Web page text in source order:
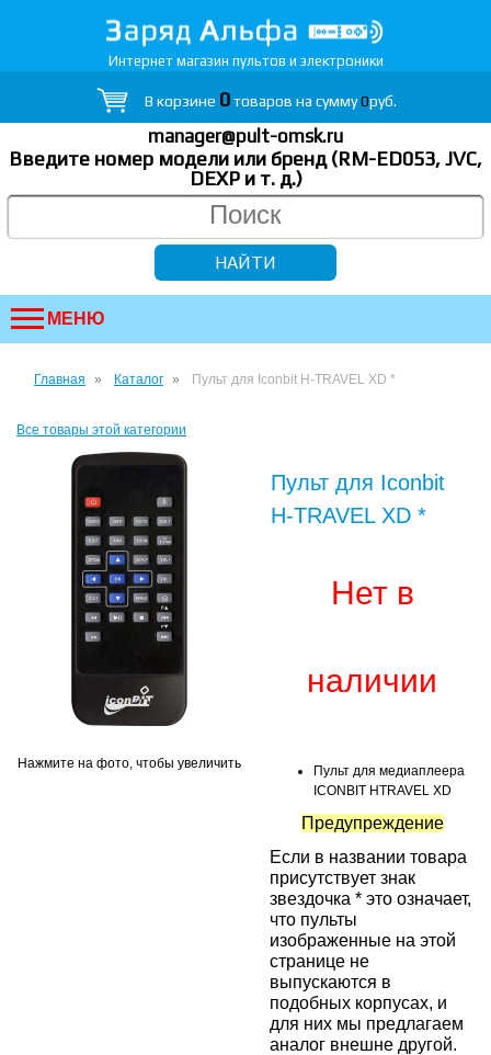
Интернет магазин пультов и электроники
В корзине 0товаров на сумму0руб.
manager@pult-omsk.ru
Введите номер модели или бренд (RM-ED053, JVC,
DEXP и т. д.)
МЕНЮ
Главная Каталог Пульт для Iconbit H-TRAVEL XD *
Все товары этой категории
Нажмите на фото, чтобы увеличить
Пульт для Iconbit
H-TRAVEL XD *
Нет в
наличии
Пульт для медиаплеера
ICONBIT HTRAVEL XD
Предупреждение
Если в названии товара
присутствует знак
звездочка * это означает,
что пульты
изображенные на этой
странице не
выпускаются в
подобных корпусах, и
для них мы предлагаем
аналог внешне другой.